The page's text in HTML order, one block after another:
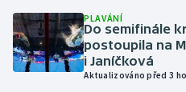
Házená
Jezdectví
PLAVÁNÍ
Do semifinále
postoupila na
i Janíčková
Aktualizováno před 3